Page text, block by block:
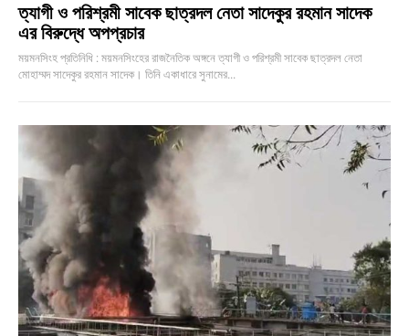
ত্যাগী ও পরিশ্রমী সাবেক ছাত্রদল নেতা সাদেকুর রহমান সাদেক
এর বিরুদ্ধে অপপ্রচার
ময়মনসিংহ প্রতিনিধি : ময়মনসিংহের রাজনৈতিক অঙ্গনে ত্যাগী ও পরিশ্রমী সাবেক ছাত্রদল নেতা
মোহাম্মদ সাদেকুর রহমান সাদেক। তিনি একাধারে সুনামের...